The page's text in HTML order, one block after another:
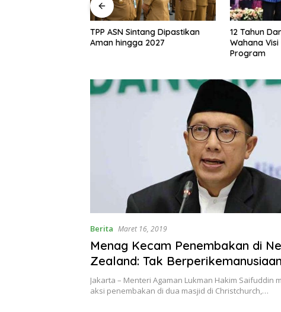
12 Tahun Dampingi Sintang,
Wahana Visi Indonesia Tutup
38 Kepala
Disdikbud
133 PLT
Berita Maret 16, 2019
Menag Kecam Penembakan di
Zealand: Tak
Jakarta – Menteri Agaman Lukman Hakim Saifuddin
aksi penembakan di dua masjid di Christchurch,…